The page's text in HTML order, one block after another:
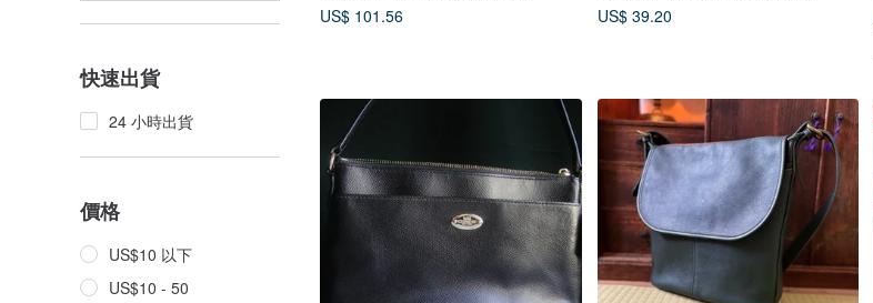
快速出貨
24 小時出貨
價格
US$10 以下
US$10 - 50
US$ 101.56
US$ 39.20